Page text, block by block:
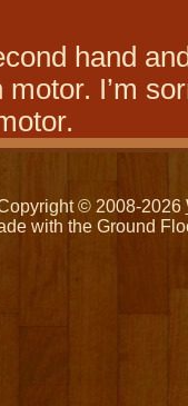
hand
I’m
© 2008-2026
with the Ground